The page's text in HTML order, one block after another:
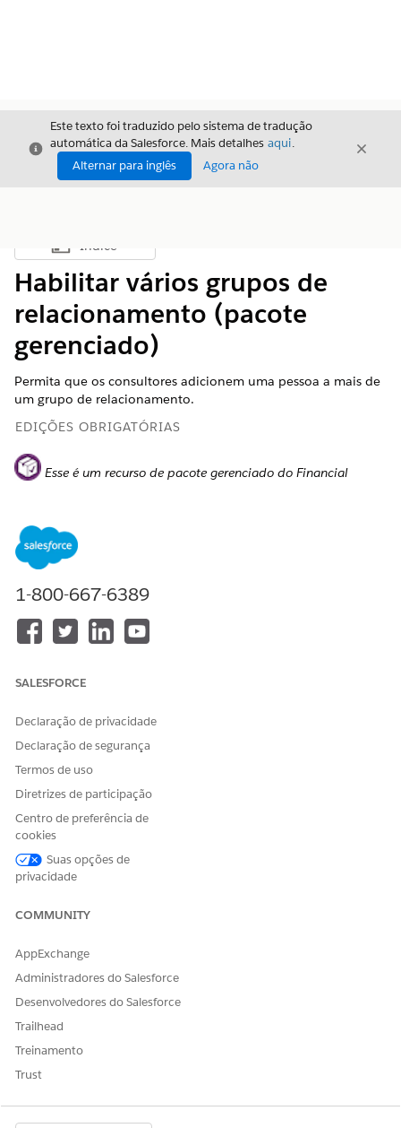
Fechar
Este texto foi traduzido pelo sistema de tradução
automática da Salesforce. Mais detalhes aqui.
Alternar para inglês
Agora não
Fechar
Mostrar índice
Índice
Habilitar vários grupos de
relacionamento (pacote
gerenciado)
Permita que os consultores adicionem uma pessoa a mais de
um grupo de relacionamento.
EDIÇÕES OBRIGATÓRIAS
Esse é um recurso de pacote gerenciado do Financial
Disponível em: Lightning Experience
Disponível em:
Editions
NOTAA configuração Vários grupos de relacionamento está
Em Configuração, na caixa Busca rápida, insira a
configuração personalizada
personalizadas.
clique emGerenciar
Clique em
SelecioneVários grupos de relacionamentos
Salve suas alterações.
ESTE ARTIGO RESOLVEU SEU PROBLEMA?
Diga-nos para podermos melhorar!
1-800-667-6389
SALESFORCE
Declaração de privacidade
Declaração de segurança
Termos de uso
Diretrizes de participação
Centro de preferência de
cookies
Suas opções de
privacidade
COMMUNITY
AppExchange
Administradores do Salesforce
Desenvolvedores do Salesforce
Trailhead
Treinamento
Trust